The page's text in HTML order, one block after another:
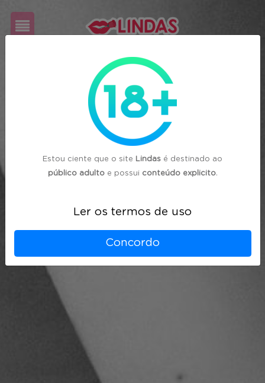
Estou ciente que o site Lindas é destinado ao
público adultoe possui conteúdo explicito.
Ler os termos de uso
Concordo